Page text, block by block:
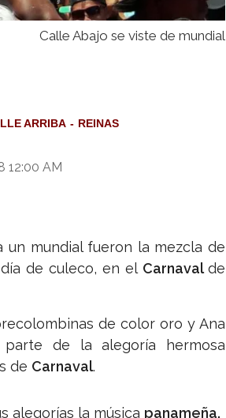
Calle Abajo se viste de mundial
ARRIBA
REINAS
12:00 AM
mundial fueron la mezcla de
de culeco, en el Carnavalde
de color oro y Ana
de la alegoría hermosa
de Carnaval.
alegorías la música panameña.